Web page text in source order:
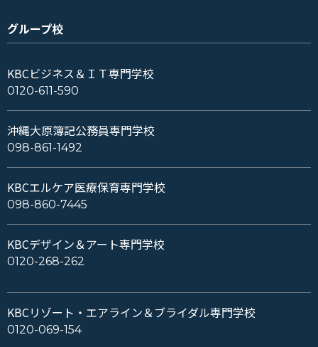
グループ校
KBCビジネス＆ＩＴ専門学校
0120-611-590
沖縄大原簿記公務員専門学校
098-861-1492
KBCエルケア医療保育専門学校
098-860-7445
KBCデザイン＆アート専門学校
0120-268-262
KBCリゾート・エアライン＆ブライダル専門学校
0120-069-154